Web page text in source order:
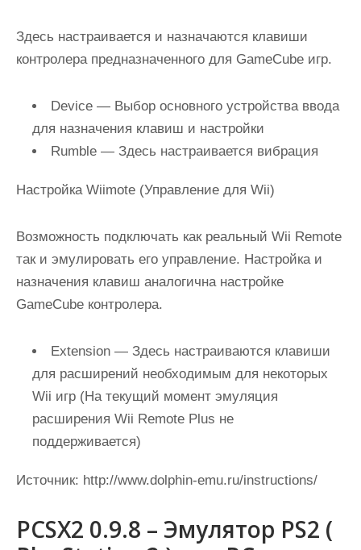
Здесь настраивается и назначаются клавиши
контролера предназначенного для GameCube игр.
Device — Выбор основного устройства ввода
для назначения клавиш и настройки
Rumble — Здесь настраивается вибрация
Настройка Wiimote (Управление для Wii)
Возможность подключать как реальный Wii Remote
так и эмулировать его управление. Настройка и
назначения клавиш аналогична настройке
GameCube контролера.
Extension — Здесь настраиваются клавиши
для расширений необходимым для некоторых
Wii игр (На текущий момент эмуляция
расширения Wii Remote Plus не
поддерживается)
Источник: http://www.dolphin-emu.ru/instructions/
PCSX2 0.9.8 – Эмулятор PS2 (